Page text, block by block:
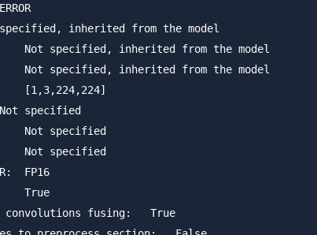
inherited from the model
Not specified, inherited from the model
Not specified, inherited from the model
[1,3,224,224]
specified
Not specified
Not specified
FP16
True
convolutions fusing:   True